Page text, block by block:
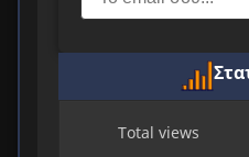
Total views